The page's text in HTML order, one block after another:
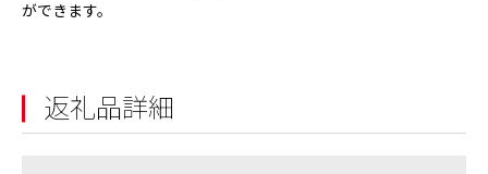
ができます。
返礼品詳細